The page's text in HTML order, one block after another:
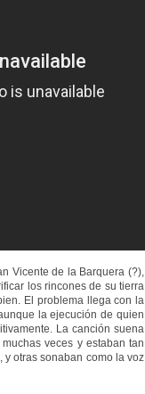
Vicente de la Barquera (?),
los rincones de su tierra
El problema llega con la
la ejecución de quien
La canción suena
veces y estaban tan
otras sonaban como la voz